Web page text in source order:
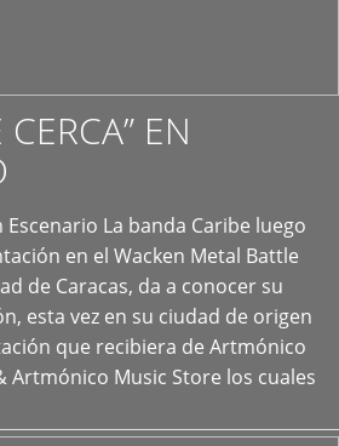
EN
Escenario La banda Caribe luego
en el Wacken Metal Battle
de Caracas, da a conocer su
esta vez en su ciudad de origen
que recibiera de Artmónico
Artmónico Music Store los cuales
+